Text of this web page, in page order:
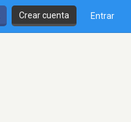
Crear cuenta Entrar